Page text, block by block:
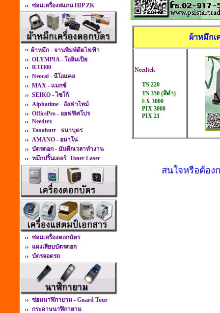
ซ่อมเครื่องสแกน HIP ZK
ผ้าหมึก - จานพิมพ์ดีดไฟฟ้า
OLYMPIA - โอลิมเปีย
RJ3300
Neocal - นีโอแคล
MAX - แมกซ์
SEIKO - ไซโก้
Alphatime - อัลฟ่าไทม์
OfficePro - ออฟฟิศโปร
Needtex
Tanabutr - ธนาบุตร
AMANO - อมาโน่
บัตรตอก - บันทึกเวลาทำงาน
หมึกปริ้นเตอร์ -Toner Laser
ซ่อมเครื่องตอกบัตร
แผงเสียบบัตรตอก
บัตรจอดรถ
ซ่อมนาฬิกายาม - Guard Tour
กระดาษนาฬิกายาม
ผ้าหมึกเ
Needtek
TS 220
TS 350 (สีดำ)
EX 3000
PIX 3000
PIX 21
สนใจหรือต้อง